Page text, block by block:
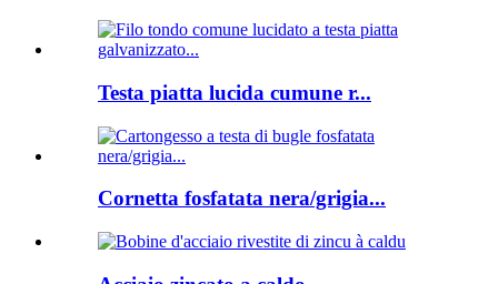
Testa piatta lucida cumune r...
Cornetta fosfatata nera/grigia...